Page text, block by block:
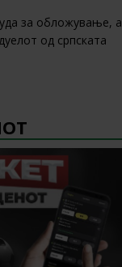
за обложување, а
од српската